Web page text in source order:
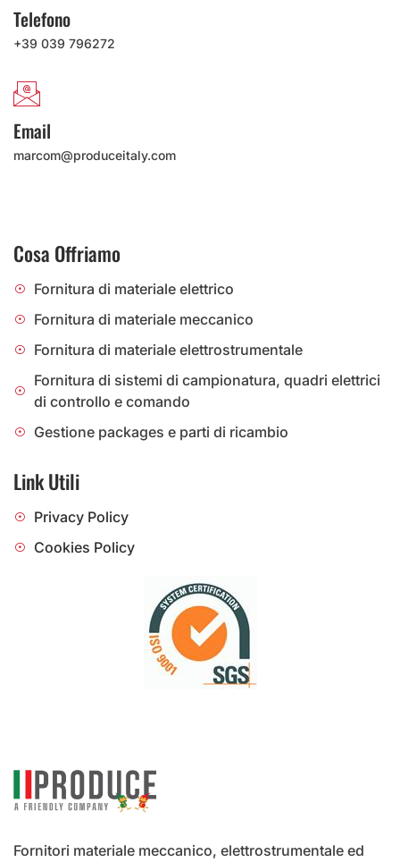
Fornitori materiale meccanico, elettrostrumentale ed
Telefono
+39 039 796272
Email
marcom@produceitaly.com
Cosa Offriamo
Fornitura di materiale elettrico
Fornitura di materiale meccanico
Fornitura di materiale elettrostrumentale
Fornitura di sistemi di campionatura, quadri elettrici
di controllo e comando
Gestione packages e parti di ricambio
Link Utili
Privacy Policy
Cookies Policy